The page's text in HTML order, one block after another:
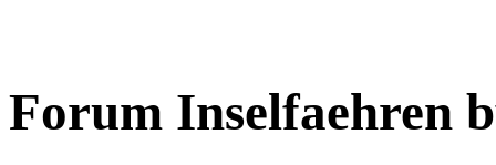
Forum Inselfaehren